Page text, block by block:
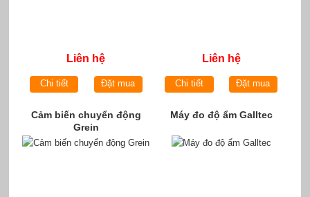
Liên hệ
Chi tiết Đặt mua
Liên hệ
Chi tiết Đặt mua
Cảm biến chuyển động
Grein
Máy đo độ ẩm Galltec